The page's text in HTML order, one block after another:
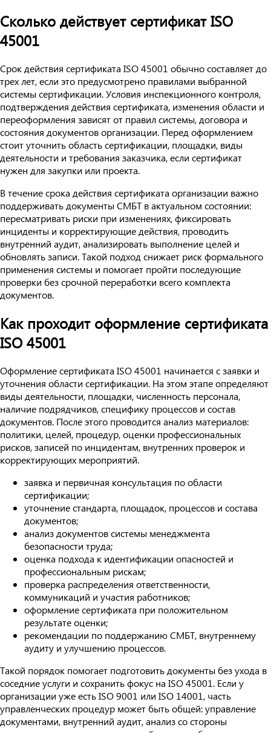
Сколько действует сертификат ISO
45001
Срок действия сертификата ISO 45001 обычно составляет до
трех лет, если это предусмотрено правилами выбранной
системы сертификации. Условия инспекционного контроля,
подтверждения действия сертификата, изменения области и
переоформления зависят от правил системы, договора и
состояния документов организации. Перед оформлением
стоит уточнить область сертификации, площадки, виды
деятельности и требования заказчика, если сертификат
нужен для закупки или проекта.
В течение срока действия сертификата организации важно
поддерживать документы СМБТ в актуальном состоянии:
пересматривать риски при изменениях, фиксировать
инциденты и корректирующие действия, проводить
внутренний аудит, анализировать выполнение целей и
обновлять записи. Такой подход снижает риск формального
применения системы и помогает пройти последующие
проверки без срочной переработки всего комплекта
документов.
Как проходит оформление сертификата
ISO 45001
Оформление сертификата ISO 45001 начинается с заявки и
уточнения области сертификации. На этом этапе определяют
виды деятельности, площадки, численность персонала,
наличие подрядчиков, специфику процессов и состав
документов. После этого проводится анализ материалов:
политики, целей, процедур, оценки профессиональных
рисков, записей по инцидентам, внутренних проверок и
корректирующих мероприятий.
заявка и первичная консультация по области
сертификации;
уточнение стандарта, площадок, процессов и состава
документов;
анализ документов системы менеджмента
безопасности труда;
оценка подхода к идентификации опасностей и
профессиональным рискам;
проверка распределения ответственности,
коммуникаций и участия работников;
оформление сертификата при положительном
результате оценки;
рекомендации по поддержанию СМБТ, внутреннему
аудиту и улучшению процессов.
Такой порядок помогает подготовить документы без ухода в
соседние услуги и сохранить фокус на ISO 45001. Если у
организации уже есть ISO 9001 или ISO 14001, часть
управленческих процедур может быть общей: управление
документами, внутренний аудит, анализ со стороны